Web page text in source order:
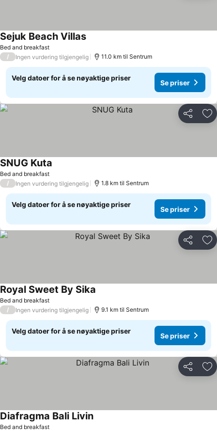
Bed and breakfast
Sejuk Beach VillasSe priser
/ Ingen vurdering tilgjengelig 11.0 km til Sentrum
Velg datoer for å se nøyaktige priser
Se priser
Del
Bed and breakfast
SNUG Kuta
/ Ingen vurdering tilgjengelig 1.8 km til Sentrum
Velg datoer for å se nøyaktige priser
Se priser
Del
Bed and breakfast
Royal Sweet By Sika
/ Ingen vurdering tilgjengelig 9.1 km til Sentrum
Velg datoer for å se nøyaktige priser
Se priser
Del
Bed and breakfast
Diafragma Bali LivinSe priser